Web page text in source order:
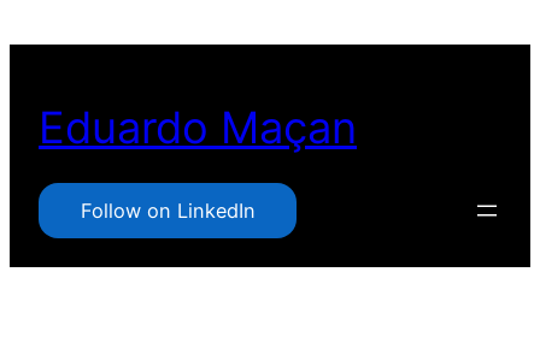
conteúdo
Eduardo Maçan
Follow on LinkedIn